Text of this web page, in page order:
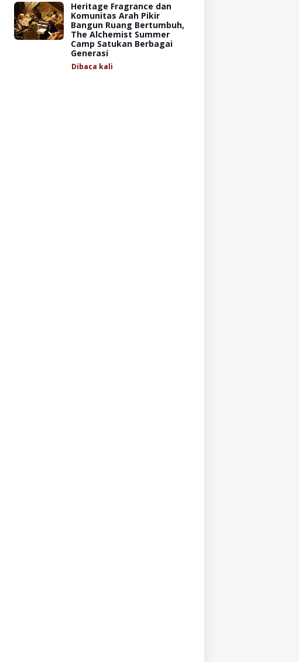
Heritage Fragrance dan
Komunitas Arah Pikir
Bangun Ruang Bertumbuh,
The Alchemist Summer
Camp Satukan Berbagai
Generasi
Dibaca kali